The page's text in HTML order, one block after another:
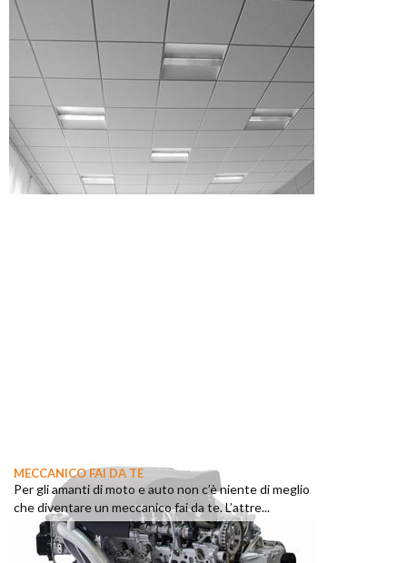
MECCANICO FAI DA TE
Per gli amanti di moto e auto non c’è niente di meglio
che diventare un meccanico fai da te. L’attre...